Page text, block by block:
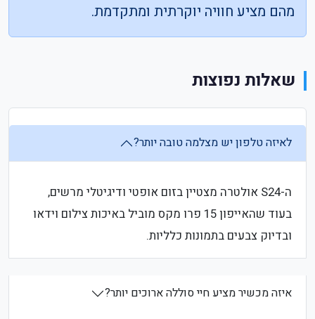
מהם מציע חוויה יוקרתית ומתקדמת.
שאלות נפוצות
לאיזה טלפון יש מצלמה טובה יותר?
ה-S24 אולטרה מצטיין בזום אופטי ודיגיטלי מרשים,
בעוד שהאייפון 15 פרו מקס מוביל באיכות צילום וידאו
ובדיוק צבעים בתמונות כלליות.
איזה מכשיר מציע חיי סוללה ארוכים יותר?